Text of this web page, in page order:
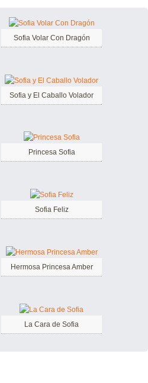
Sofia Volar Con Dragón
Sofia y El Caballo Volador
Princesa Sofia
Sofia Feliz
Hermosa Princesa Amber
La Cara de Sofia